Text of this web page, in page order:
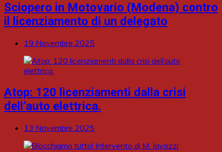
Sciopero in Motovario (Modena) contro
il licenziamento di un delegato
19 Novembre 2025
Atop: 120 licenziamenti dalla crisi
dell’auto elettrica.
13 Novembre 2025